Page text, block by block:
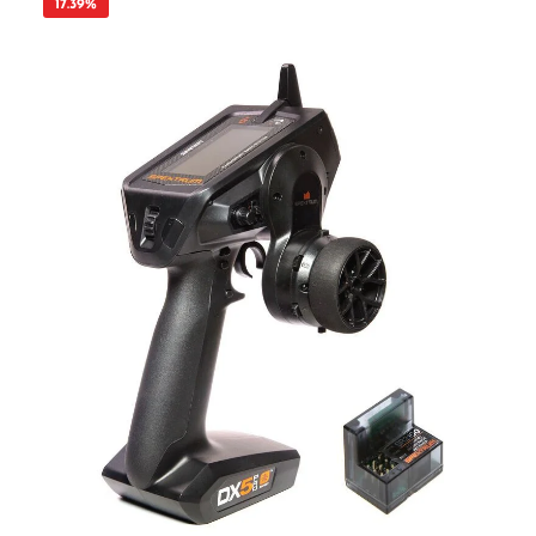
Handhabung auch bei längeren Fahrzeiten. Universell einsetzbar Die 3-Kanal
Technische Daten Empfänger (Art.-Nr. 2241) Abmessungen: 34 x 21 x 12 mm
Fernsteuerung 3-Kanal Empfänger Mehrsprachige Anleitung (DE, ENG, ES, IT,
ACHTUNG! Nicht geeignet für Kinder unter 14 Jahren. Benutzung unter
unmittelbarer Aufsicht von Erwachsenen.
17.39%